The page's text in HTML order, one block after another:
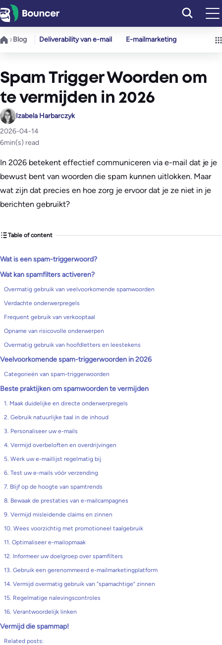
Ga
naar
de
Blog Deliverability van e-mail E-mailmarketing
Spam Trigger Woorden om
te vermijden in 2026
Izabela Harbarczyk
2026-04-14
6min(s) read
In 2026 betekent effectief communiceren via e-mail dat je je
bewust bent van woorden die spam kunnen uitlokken. Maar
wat zijn dat precies en hoe zorg je ervoor dat je ze niet in je
berichten gebruikt?
Table of content
Wat is een spam-triggerwoord?
Wat kan spamfilters activeren?
Overmatig gebruik van veelvoorkomende spamwoorden
Verdachte onderwerpregels
Frequent gebruik van verkooptaal
Opname van risicovolle onderwerpen
Overmatig gebruik van hoofdletters en leestekens
Veelvoorkomende spam-triggerwoorden in 2026
Categorieën van spam-triggerwoorden
Beste praktijken om spamwoorden te vermijden
1. Maak duidelijke en directe onderwerpregels
2. Gebruik natuurlijke taal in de inhoud
3. Personaliseer uw e-mails
4. Vermijd overbeloften en overdrijvingen
5. Werk uw e-maillijst regelmatig bij
6. Test uw e-mails vóór verzending
7. Blijf op de hoogte van spamtrends
8. Bewaak de prestaties van e-mailcampagnes
9. Vermijd misleidende claims en zinnen
10. Wees voorzichtig met promotioneel taalgebruik
11. Optimaliseer e-mailopmaak
12. Informeer uw doelgroep over spamfilters
13. Gebruik een gerenommeerd e-mailmarketingplatform
14. Vermijd overmatig gebruik van “spamachtige” zinnen
15. Regelmatige nalevingscontroles
16. Verantwoordelijk linken
Vermijd die spammap!
Related posts: